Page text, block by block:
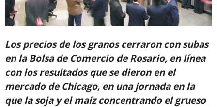
Los precios de los granos cerraron con subas
en la Bolsa de Comercio de Rosario, en línea
con los resultados que se dieron en el
mercado de Chicago, en una jornada en la
que la soja y el maíz concentrando el grueso